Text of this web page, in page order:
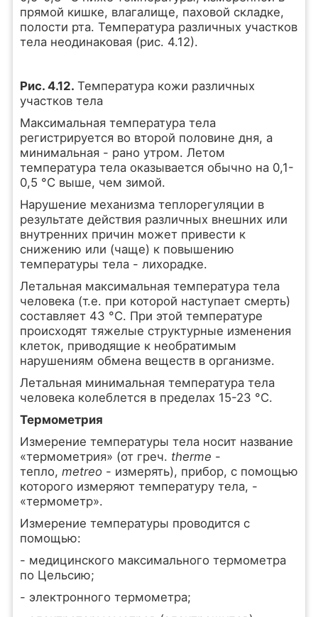
прямой кишке, влагалище, паховой складке,
полости рта. Температура различных участков
тела неодинаковая (рис. 4.12).
Рис. 4.12. Температура кожи различных
участков тела
Максимальная температура тела
регистрируется во второй половине дня, а
минимальная - рано утром. Летом
температура тела оказывается обычно на 0,1-
0,5 °С выше, чем зимой.
Нарушение механизма теплорегуляции в
результате действия различных внешних или
внутренних причин может привести к
снижению или (чаще) к повышению
температуры тела - лихорадке.
Летальная максимальная температура тела
человека (т.е. при которой наступает смерть)
составляет 43 °С. При этой температуре
происходят тяжелые структурные изменения
клеток, приводящие к необратимым
нарушениям обмена веществ в организме.
Летальная минимальная температура тела
человека колеблется в пределах 15-23 °С.
Термометрия
Измерение температуры тела носит название
«термометрия» (от греч. therme -
тепло, metreo - измерять), прибор, с помощью
которого измеряют температуру тела, -
«термометр».
Измерение температуры проводится с
помощью:
- медицинского максимального термометра
по Цельсию;
- электронного термометра;